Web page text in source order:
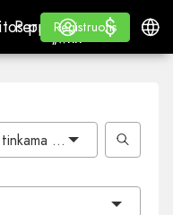
programa
programa
Perpardavėjams
„WHITE LABEL“
Mokymasis
Mokymasis
Registruotis
Registruotis
Prisijungti
$
$
naudoti ofise?